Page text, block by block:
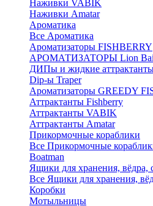
Наживки VABIK
Наживки Amatar
Ароматика
Все Ароматика
Ароматизаторы FISHBERRY
АРОМАТИЗАТОРЫ Lion
ДИПы и жидкие
Dip-ы Traper
Ароматизаторы GREEDY
Аттрактанты Fishberry
Аттрактанты VABIK
Аттрактанты Amatar
Прикормочные кораблики
Все Прикормочные
Boatman
Ящики для хранения, вёдра,
Все Ящики для хранения,
Коробки
Мотыльницы